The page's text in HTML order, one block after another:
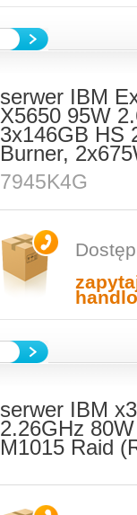
serwer IBM
X5650 95W
3x146GB HS
Burner,
7945K4G
serwer IBM
2.26GHz
M1015 Raid